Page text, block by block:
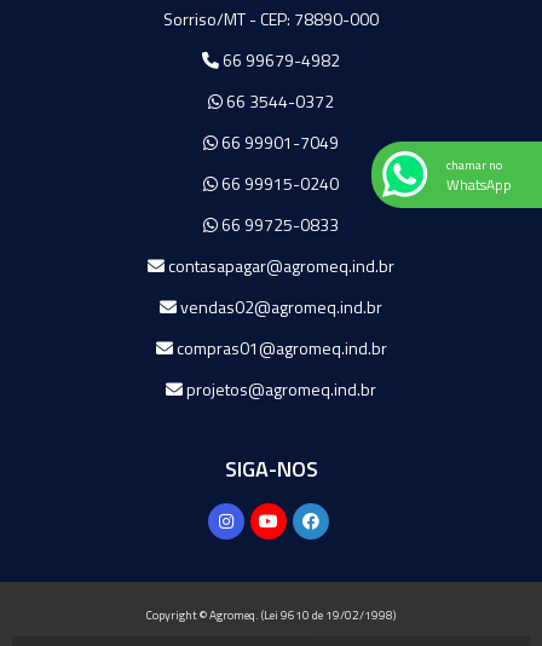
Sorriso/MT - CEP: 78890-000
66 99679-4982
66 3544-0372
66 99901-7049
66 99915-0240
66 99725-0833
contasapagar@agromeq.ind.br
vendas02@agromeq.ind.br
compras01@agromeq.ind.br
projetos@agromeq.ind.br
SIGA-NOS
Copyright © Agromeq. (Lei 9610 de 19/02/1998)
chamar no
WhatsApp